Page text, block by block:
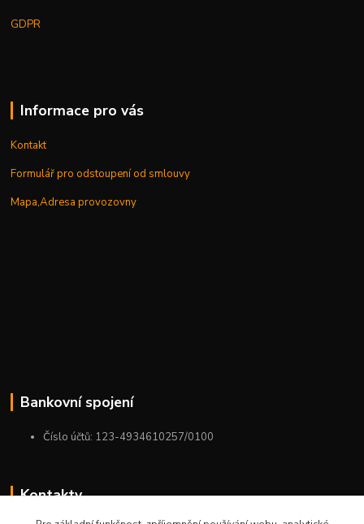
GDPR
Informace pro vás
Kontakt
Formulář pro odstoupení od smlouvy
Mapa,Adresa provozovny
Bankovní spojení
Číslo účtů: 123-4934610257/0100
Kontakty